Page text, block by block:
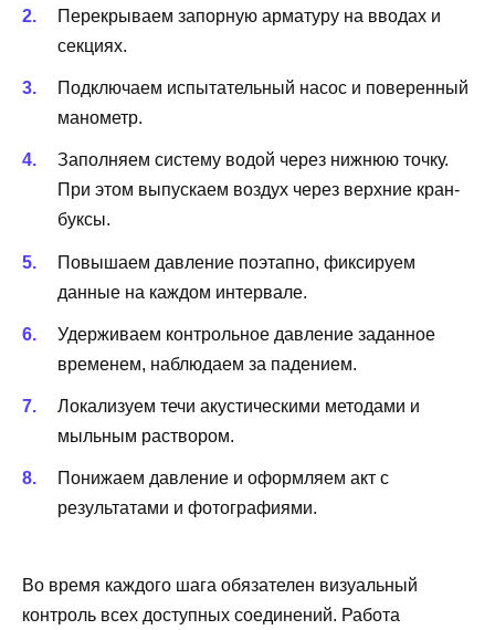
Перекрываем запорную арматуру на вводах и
секциях.
Подключаем испытательный насос и поверенный
манометр.
Заполняем систему водой через нижнюю точку.
При этом выпускаем воздух через верхние кран-
буксы.
Повышаем давление поэтапно, фиксируем
данные на каждом интервале.
Удерживаем контрольное давление заданное
временем, наблюдаем за падением.
Локализуем течи акустическими методами и
мыльным раствором.
Понижаем давление и оформляем акт с
результатами и фотографиями.
Во время каждого шага обязателен визуальный
контроль всех доступных соединений. Работа